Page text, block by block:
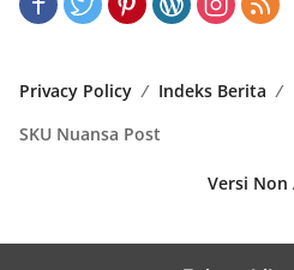
Privacy Policy Indeks Berita
SKU Nuansa Post
Versi Non